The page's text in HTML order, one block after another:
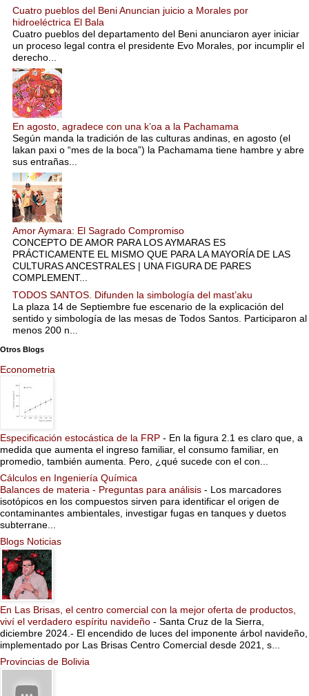
Cuatro pueblos del Beni Anuncian juicio a Morales por
hidroeléctrica El Bala
Cuatro pueblos del departamento del Beni anunciaron ayer iniciar
un proceso legal contra el presidente Evo Morales, por incumplir el
derecho...
En agosto, agradece con una k’oa a la Pachamama
Según manda la tradición de las culturas andinas, en agosto (el
lakan paxi o “mes de la boca”) la Pachamama tiene hambre y abre
sus entrañas...
Amor Aymara: El Sagrado Compromiso
CONCEPTO DE AMOR PARA LOS AYMARAS ES
PRÁCTICAMENTE EL MISMO QUE PARA LA MAYORÍA DE LAS
CULTURAS ANCESTRALES | UNA FIGURA DE PARES
COMPLEMENT...
TODOS SANTOS. Difunden la simbología del mast’aku
La plaza 14 de Septiembre fue escenario de la explicación del
sentido y simbología de las mesas de Todos Santos. Participaron al
menos 200 n...
Otros Blogs
Econometria
Especificación estocástica de la FRP - En la figura 2.1 es claro que, a
medida que aumenta el ingreso familiar, el consumo familiar, en
promedio, también aumenta. Pero, ¿qué sucede con el con...
Cálculos en Ingeniería Química
Balances de materia - Preguntas para análisis - Los marcadores
isotópicos en los compuestos sirven para identificar el origen de
contaminantes ambientales, investigar fugas en tanques y duetos
subterrane...
Blogs Noticias
En Las Brisas, el centro comercial con la mejor oferta de productos,
viví el verdadero espíritu navideño - Santa Cruz de la Sierra,
diciembre 2024.- El encendido de luces del imponente árbol navideño,
implementado por Las Brisas Centro Comercial desde 2021, s...
Provincias de Bolivia